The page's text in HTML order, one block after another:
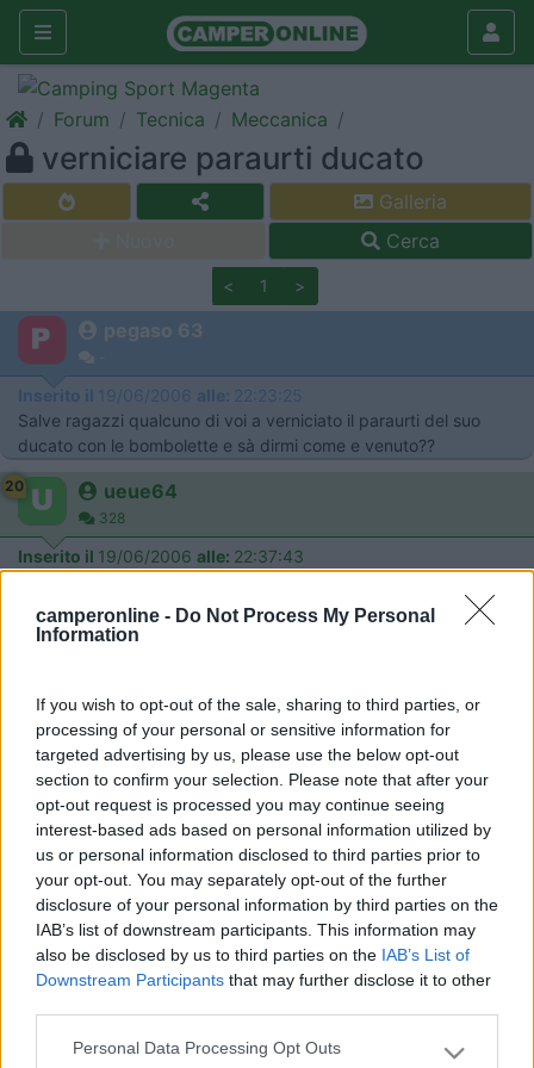
camperonline - Do Not Process My Personal
Information
If you wish to opt-out of the sale, sharing to third parties, or
processing of your personal or sensitive information for
targeted advertising by us, please use the below opt-out
section to confirm your selection. Please note that after your
opt-out request is processed you may continue seeing
interest-based ads based on personal information utilized by
us or personal information disclosed to third parties prior to
your opt-out. You may separately opt-out of the further
disclosure of your personal information by third parties on the
IAB’s list of downstream participants. This information may
also be disclosed by us to third parties on the IAB’s List of
Downstream Participants that may further disclose it to other
Please note that this website/app uses one or more Google
Personal Data Processing Opt Outs
Forum Tecnica Meccanica
verniciare paraurti ducato
Galleria
Cerca
< 1 >
pegaso 63
Inserito il 19/06/2006 alle: 22:23:25
Salve ragazzi qualcuno di voi a verniciato il paraurti del suo
ducato con le bombolette e sà dirmi come e venuto??
20 ueue64
328
Inserito il 19/06/2006 alle: 22:37:43
un buon risultato è meglio un aerografo collegato al
compressore. La bomboletta ha un getto rotondo e molto
regolabile in quantità e orientamento,puoi aumentare o
diminuire la pressione,la quantità di vernice e orientare il getto
in orizzontale o verticale.Un aerografo da hobbista lo trovi a
15€ circa, usi tutti i colori che vuoi e ti dura una vita. Una
bomboletta costa circa 5€ e ha solo un colore!!!Scegli tu! Saluti,
Emanuele.[;)]
gippi
Inserito il20/06/2006 alle:08:10:53
Il consiglio di ueue64 è piu' che buono, anche perche' bisogna
dare prima di verniciare, una mano di fondo specifico per